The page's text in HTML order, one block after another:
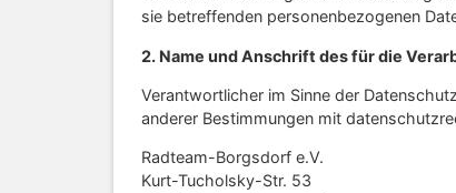
sie betreffenden personenbezogenen
2. Name und Anschrift des für die
Verantwortlicher im Sinne der
anderer Bestimmungen mit
Radteam-Borgsdorf e.V.
Kurt-Tucholsky-Str. 53